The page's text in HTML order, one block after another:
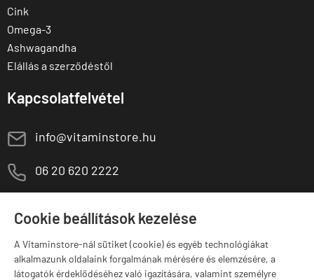
Cookie beállítások kezelése
A Vitaminstore-nál sütiket (cookie) és egyéb technológiákat
alkalmazunk oldalaink forgalmának mérésére és elemzésére, a
látogatók érdeklődéséhez való igazítására, valamint személyre
Cink
Omega-3
Ashwagandha
Elállás a szerződéstől
Kapcsolatfelvétel
E info@vitaminstore.hu
M 06 20 620 2222
Szugló u. 83-85.
Márkák